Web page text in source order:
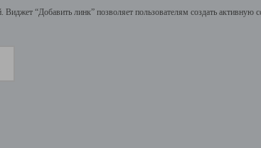
“Добавить линк” позволяет пользователям создать активную